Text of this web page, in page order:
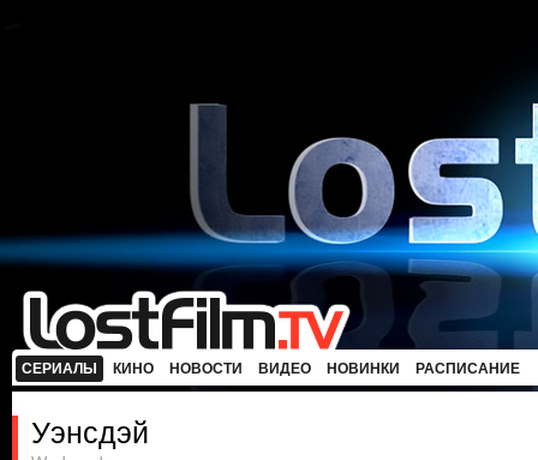
СЕРИАЛЫ КИНО НОВОСТИ ВИДЕО НОВИНКИ РАСПИСАНИЕ
Уэнсдэй